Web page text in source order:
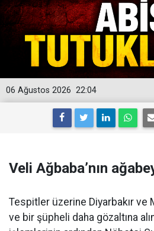
22:04
06 Ağustos 2026
Veli Ağbaba’nın
Tespitler üzerine Diyarbakır ve
ve bir şüpheli daha gözaltına